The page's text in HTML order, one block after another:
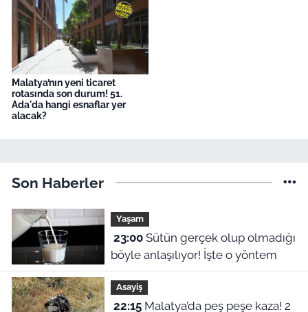
Malatya’nın yeni ticaret
rotasında son durum! 51.
Ada'da hangi esnaflar yer
alacak?
Son Haberler
Yaşam
23:00Sütün gerçek olup olmadığı
böyle anlaşılıyor! İşte o yöntem
Asayiş
22:15Malatya’da peş peşe kaza! 2